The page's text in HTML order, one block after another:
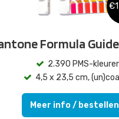
Formula Guide
2.390 PMS-
4,5 x 23,5 cm,
Meer info / bestellen